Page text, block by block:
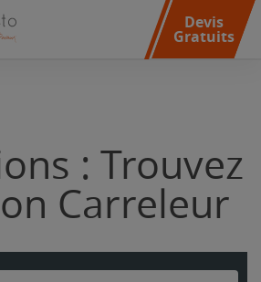
Devis
Gratuits
: Trouvez
Carreleur